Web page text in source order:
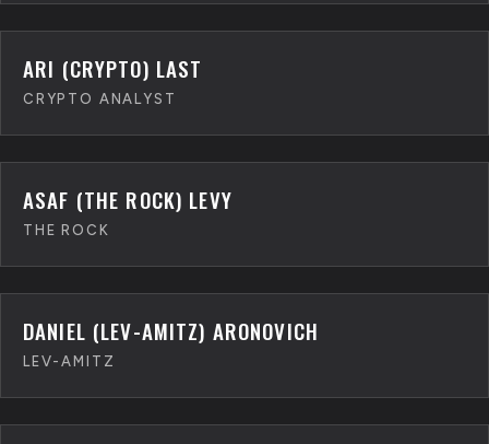
ARI (CRYPTO) LAST
CRYPTO ANALYST
ASAF (THE ROCK) LEVY
THE ROCK
DANIEL (LEV-AMITZ) ARONOVICH
LEV-AMITZ